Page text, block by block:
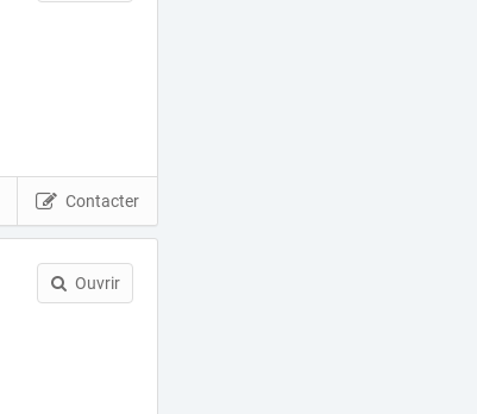
Contacter
Ouvrir